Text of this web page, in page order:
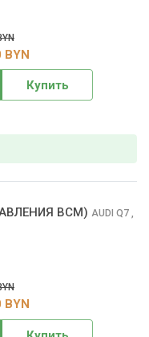
BYN
Купить
BCM) AUDI Q7 ,
BYN